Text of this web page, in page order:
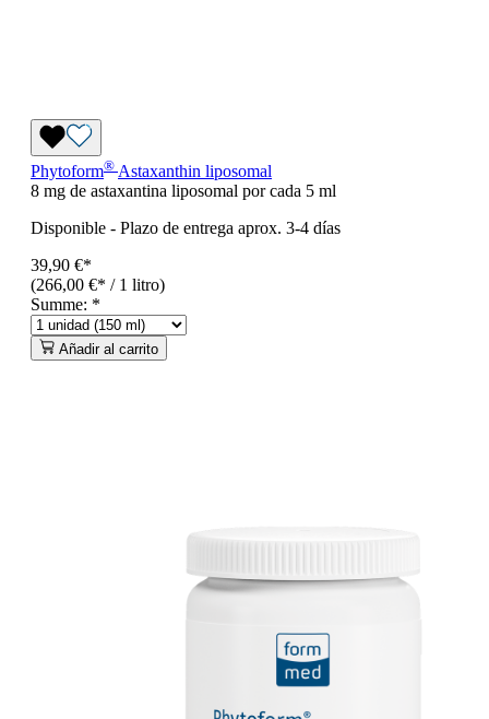
Phytoform® Astaxanthin liposomal
8 mg de astaxantina liposomal por cada 5 ml
Disponible - Plazo de entrega aprox. 3-4 días
39,90 €*
(266,00 €* / 1 litro)
Summe: *
Añadir al carrito